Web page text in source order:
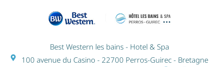
Best Western les bains - Hotel & Spa
100 avenue du Casino - 22700 Perros-Guirec - Bretagne